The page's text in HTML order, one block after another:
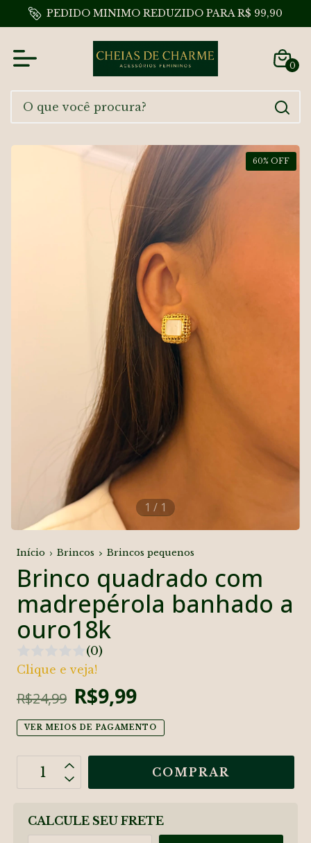
PEDIDO MINIMO REDUZIDO PARA R$ 99,90
0
60% OFF
1 / 1
Início Brincos Brincos pequenos
Brinco quadrado com
madrepérola banhado a
ouro18k
(0)
Clique e veja!
R$24,99 R$9,99
VER MEIOS DE PAGAMENTO
OPÇÕES DE FRETE
CALCULE SEU FRETE